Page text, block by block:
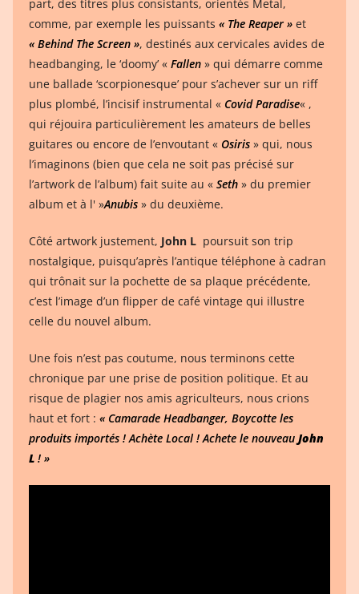
part, des titres plus consistants, orientés Metal,
comme, par exemple les puissants « The Reaper » et
« Behind The Screen », destinés aux cervicales avides de
headbanging, le ‘doomy’ « Fallen » qui démarre comme
une ballade ‘scorpionesque’ pour s’achever sur un riff
plus plombé, l’incisif instrumental « Covid Paradise« ,
qui réjouira particulièrement les amateurs de belles
guitares ou encore de l’envoutant « Osiris » qui, nous
l’imaginons (bien que cela ne soit pas précisé sur
l’artwork de l’album) fait suite au « Seth » du premier
album et à l' »Anubis » du deuxième.
Côté artwork justement, John L poursuit son trip
nostalgique, puisqu’après l’antique téléphone à cadran
qui trônait sur la pochette de sa plaque précédente,
c’est l’image d’un flipper de café vintage qui illustre
celle du nouvel album.
Une fois n’est pas coutume, nous terminons cette
chronique par une prise de position politique. Et au
risque de plagier nos amis agriculteurs, nous crions
haut et fort : « Camarade Headbanger, Boycotte les
produits importés ! Achète Local ! Achete le nouveau John
L ! »